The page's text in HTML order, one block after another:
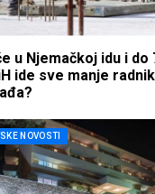
u Njemačkoj idu i do
ide sve manje
NOVOSTI